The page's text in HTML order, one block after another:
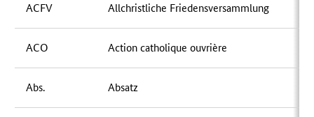
ACFV Allchristliche Friedensversammlung
ACO Action catholique ouvrière
Abs. Absatz